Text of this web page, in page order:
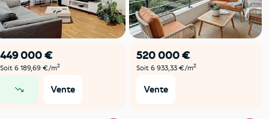
449 000 €
Soit 6 189,69 €/m2
Vente
520 000 €
Soit 6 933,33 €/m2
Vente